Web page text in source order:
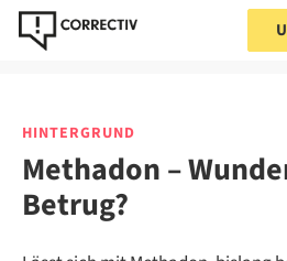
HINTERGRUND
Methadon –
Betrug?